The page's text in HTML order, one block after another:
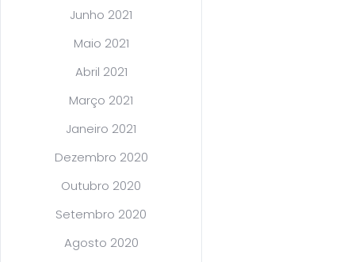
Junho 2021
Maio 2021
Abril 2021
Março 2021
Janeiro 2021
Dezembro 2020
Outubro 2020
Setembro 2020
Agosto 2020